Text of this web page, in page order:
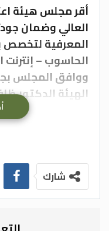
أقر مجلس هيئة
العالي وضمان
المعرفية
الحاسوب – إنترنت
ووافق المجلس
الهيئة الدكتور
المعرفية
بكالوريوس
الإطار الوطني
كما أقر
بكالوريوس،
والأعمال، في
شارك